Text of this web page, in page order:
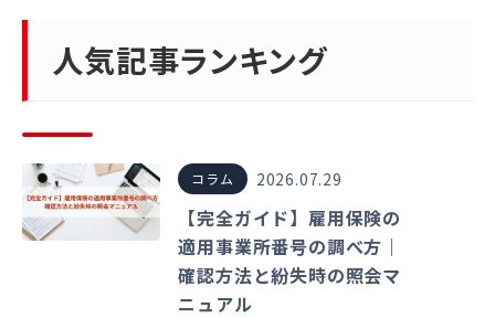
人気記事ランキング
コラム 2026.07.29
【完全ガイド】雇用保険の
適用事業所番号の調べ方｜
確認方法と紛失時の照会マ
ニュアル